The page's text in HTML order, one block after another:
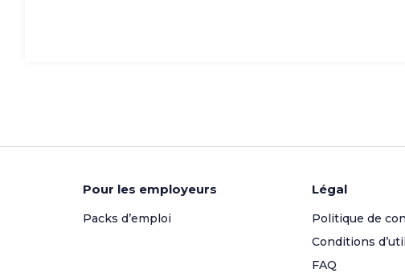
Pour les employeurs
Packs d’emploi
Légal
Politique de
Conditions
FAQ